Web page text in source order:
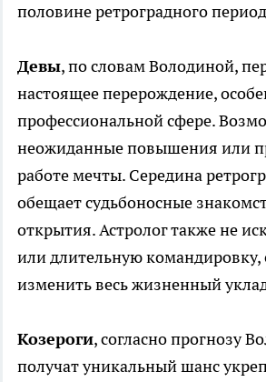
половине ретроградного
Девы, по словам Володиной,
настоящее перерождение,
профессиональной сфере.
неожиданные повышения или
работе мечты. Середина
обещает судьбоносные
открытия. Астролог также не
или длительную командировку,
изменить весь жизненный
Козероги, согласно прогнозу
получат уникальный шанс